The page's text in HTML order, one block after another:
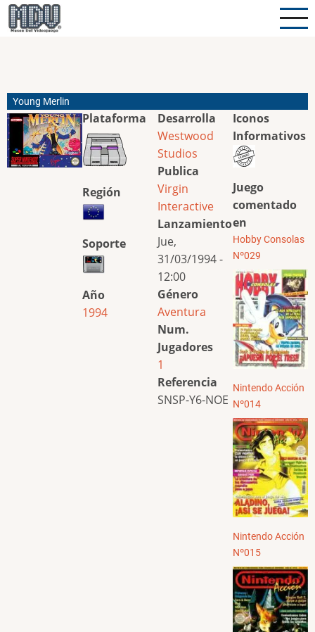
Pasar
al
Young Merlin
Plataforma
Región
Soporte
Año
1994
Desarrolla
Westwood
Studios
Publica
Virgin
Interactive
Lanzamiento
Jue,
31/03/1994 -
12:00
Género
Aventura
Num.
Jugadores
1
Referencia
SNSP-Y6-NOE
Iconos
Informativos
Juego
comentado
en
Hobby Consolas
Nº029
Nintendo Acción
Nº014
Nintendo Acción
Nº015